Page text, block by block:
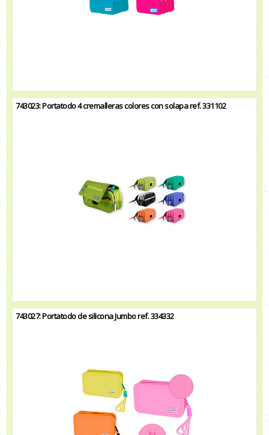
743023: Portatodo 4 cremalleras colores con solapa ref. 331102
743027: Portatodo de silicona Jumbo ref. 334332